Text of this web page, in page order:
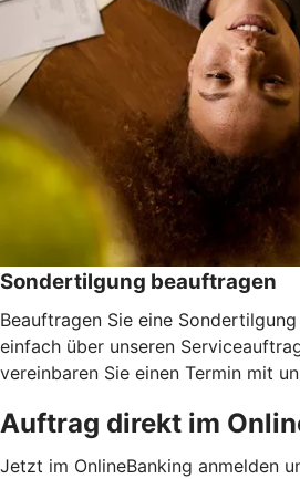
Sondertilgung beauftragen
Beauftragen Sie eine
einfach über unseren
vereinbaren Sie einen Termin mit
Auftrag direkt im
Jetzt im OnlineBanking anmelden